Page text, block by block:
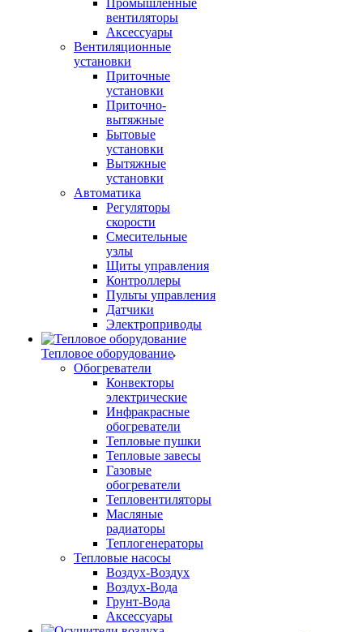
Промышленные
вентиляторы
Аксессуары
Вентиляционные
установки
Приточные
установки
Приточно-
вытяжные
Бытовые
установки
Вытяжные
установки
Автоматика
Регуляторы
скорости
Смесительные
узлы
Щиты управления
Контроллеры
Пульты управления
Датчики
Электроприводы
Тепловое оборудование
Обогреватели
Конвекторы
электрические
Инфракрасные
обогреватели
Тепловые пушки
Тепловые завесы
Газовые
обогреватели
Тепловентиляторы
Масляные
радиаторы
Теплогенераторы
Тепловые насосы
Воздух-Воздух
Воздух-Вода
Грунт-Вода
Аксессуары